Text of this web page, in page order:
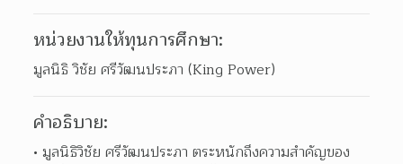
หน่วยงานให้ทุนการศึกษา:
มูลนิธิ วิชัย ศรีวัฒนประภา (King Power)
คำอธิบาย:
มูลนิธิวิชัย ศรีวัฒนประภา ตระหนักถึงความสำคัญของ